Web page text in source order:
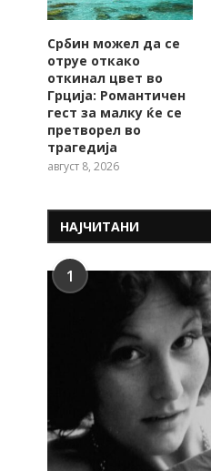
Србин можел да се
отруе откако
откинал цвет во
Грција: Романтичен
гест за малку ќе се
претворел во
трагедија
август 8, 2026
НАЈЧИТАНИ
1